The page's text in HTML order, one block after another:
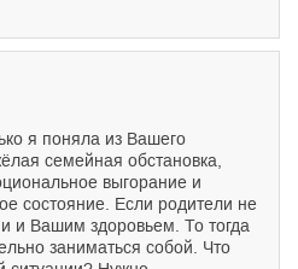
я поняла из Вашего
семейная обстановка,
выгорание и
состояние. Если родители не
и Вашим здоровьем. То тогда
заниматься собой. Что